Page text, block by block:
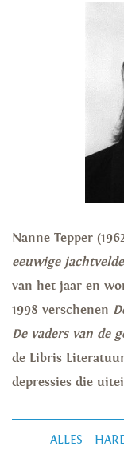
Nanne Tepper
eeuwige
van het jaar en
1998 verschenen
De vaders van de
de Libris
depressies die
ALLES